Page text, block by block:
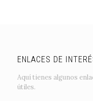
ENLACES DE
Aquí tienes algunos
útiles.